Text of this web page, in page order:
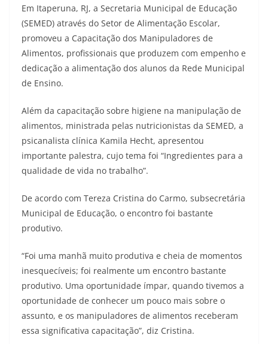
Em Itaperuna, RJ, a Secretaria Municipal de Educação
(SEMED) através do Setor de Alimentação Escolar,
promoveu a Capacitação dos Manipuladores de
Alimentos, profissionais que produzem com empenho e
dedicação a alimentação dos alunos da Rede Municipal
de Ensino.
Além da capacitação sobre higiene na manipulação de
alimentos, ministrada pelas nutricionistas da SEMED, a
psicanalista clínica Kamila Hecht, apresentou
importante palestra, cujo tema foi “Ingredientes para a
qualidade de vida no trabalho”.
De acordo com Tereza Cristina do Carmo, subsecretária
Municipal de Educação, o encontro foi bastante
produtivo.
“Foi uma manhã muito produtiva e cheia de momentos
inesquecíveis; foi realmente um encontro bastante
produtivo. Uma oportunidade ímpar, quando tivemos a
oportunidade de conhecer um pouco mais sobre o
assunto, e os manipuladores de alimentos receberam
essa significativa capacitação”, diz Cristina.